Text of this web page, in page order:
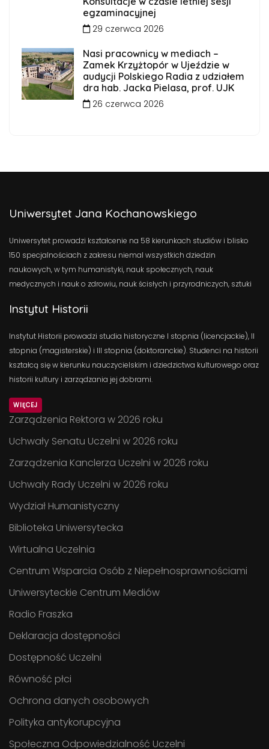
egzaminacyjnej
29 czerwca 2026
Nasi pracownicy w mediach –
Zamek Krzyżtopór w Ujeździe w
audycji Polskiego Radia z udziałem
dra hab. Jacka Pielasa, prof. UJK
26 czerwca 2026
Uniwersytet Jana Kochanowskiego
Uniwersytet prowadzi kształcenie na 58 kierunkach studiów i blisko
150 specjalnościach z zakresu niemal wszystkich dziedzin
naukowych, w tym humanistyki, nauk społecznych, nauk
medycznych i nauk o zdrowiu, nauk ścisłych i przyrodniczych, sztuki
Instytut Historii
Instytut Historii prowadzi studia historyczne I stopnia (licencjackie), II
stopnia (magisterskie) i III stopnia (doktoranckie). Studenci na historii
kształcą się w kierunku nauczycielskim i dziedzictwa kulturowego oraz
historii kultury i zarządzania jej dobrami.
WIĘCEJ
Zarządzenia Rektora w 2026 roku
Uchwały Senatu Uczelni w 2026 roku
Zarządzenia Kanclerza Uczelni w 2026 roku
Uchwały Rady Uczelni w 2026 roku
Wydział Humanistyczny
Biblioteka Uniwersytecka
Wirtualna Uczelnia
Centrum Wsparcia Osób z Niepełnosprawnościami
Uniwersyteckie Centrum Mediów
Radio Fraszka
Deklaracja dostępności
Dostępność Uczelni
Równość płci
Ochrona danych osobowych
Polityka antykorupcyjna
Społeczna Odpowiedzialność Uczelni